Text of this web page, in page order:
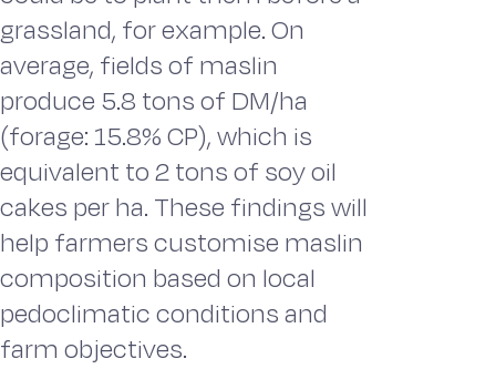
grassland, for example. On
average, fields of maslin
produce 5.8 tons of DM/ha
(forage: 15.8% CP), which is
equivalent to 2 tons of soy oil
cakes per ha. These findings will
help farmers customise maslin
composition based on local
pedoclimatic conditions and
farm objectives.